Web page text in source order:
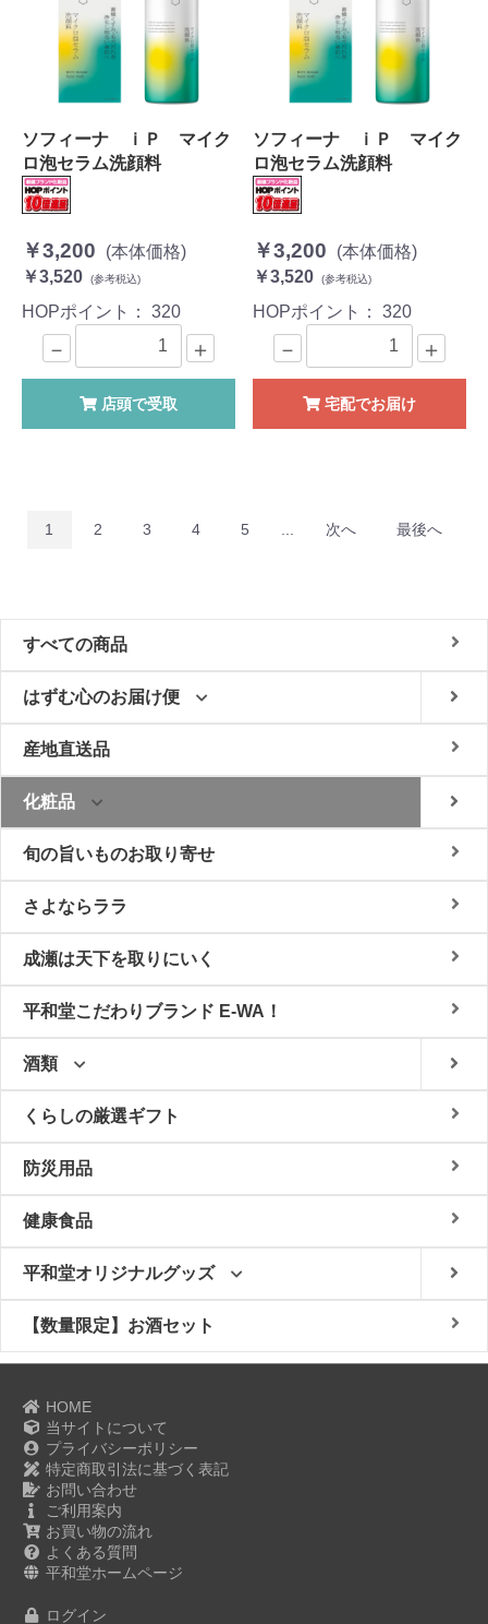
ソフィーナ ｉＰ マイク
ロ泡セラム洗顔料
￥3,200
(本体価格)
￥3,520
(参考税込)
HOPポイント： 320
－ ＋
店頭で受取
ソフィーナ ｉＰ マイク
ロ泡セラム洗顔料
￥3,200
(本体価格)
￥3,520
(参考税込)
HOPポイント： 320
－ ＋
宅配でお届け
1 2 3 4 5 次へ 最後へ
すべての商品
はずむ心のお届け便
産地直送品
化粧品
旬の旨いものお取り寄せ
さよならララ
成瀬は天下を取りにいく
平和堂こだわりブランド E-WA！
酒類
くらしの厳選ギフト
防災用品
健康食品
平和堂オリジナルグッズ
【数量限定】お酒セット
HOME
当サイトについて
プライバシーポリシー
特定商取引法に基づく表記
お問い合わせ
ご利用案内
お買い物の流れ
よくある質問
平和堂ホームページ
ログイン